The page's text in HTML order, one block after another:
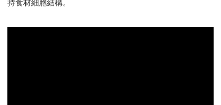
持食材細胞結構。